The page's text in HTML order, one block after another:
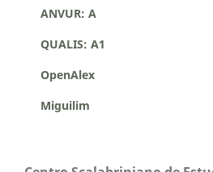
ANVUR: A
QUALIS: A1
OpenAlex
Miguilim